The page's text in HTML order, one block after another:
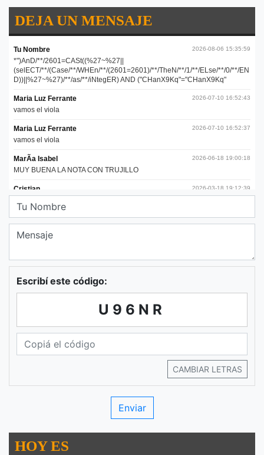
DEJA UN MENSAJE
Escribí este código:
U96NR
CAMBIAR LETRAS
HOY ES